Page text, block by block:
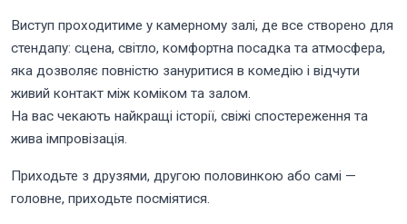
Виступ проходитиме у камерному залі, де все створено для
стендапу: сцена, світло, комфортна посадка та атмосфера,
яка дозволяє повністю зануритися в комедію і відчути
живий контакт між коміком та залом.
На вас чекають найкращі історії, свіжі спостереження та
жива імпровізація.
Приходьте з друзями, другою половинкою або самі —
головне, приходьте посміятися.